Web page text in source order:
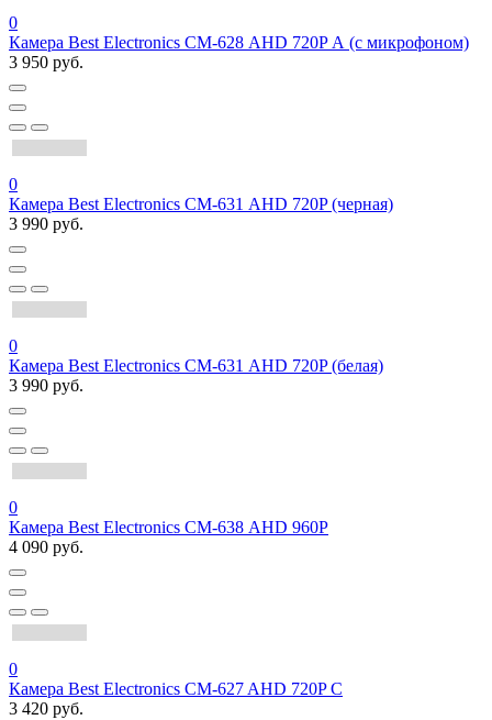
0
Камера Best Electronics СМ-628 AHD 720P А (с микрофоном)
3 950 руб.
0
Камера Best Electronics СМ-631 AHD 720P (черная)
3 990 руб.
0
Камера Best Electronics СМ-631 AHD 720P (белая)
3 990 руб.
0
Камера Best Electronics СМ-638 AHD 960P
4 090 руб.
0
Камера Best Electronics CM-627 AHD 720P C
3 420 руб.